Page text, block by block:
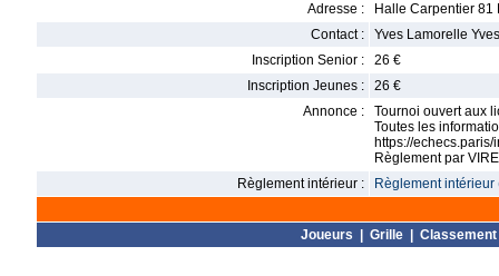
Adresse :
Halle Carpentier 81
Contact :
Yves Lamorelle
Inscription Senior :
26 €
Inscription Jeunes :
26 €
Annonce :
Tournoi ouvert aux
Toutes les
https://echecs.paris/
Règlement par
Règlement intérieur :
Règlement intérieur
Joueurs Grille Classement